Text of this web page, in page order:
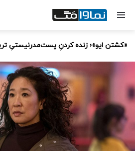
«کشتن ایو»؛ زنده کردنِ پست‌مدرنیستیِ